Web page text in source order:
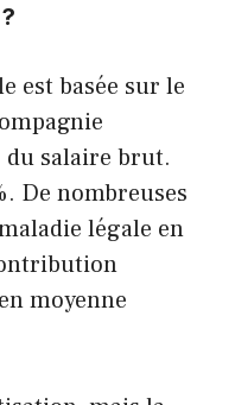
est basée sur le
du salaire brut.
De nombreuses
légale en
moyenne